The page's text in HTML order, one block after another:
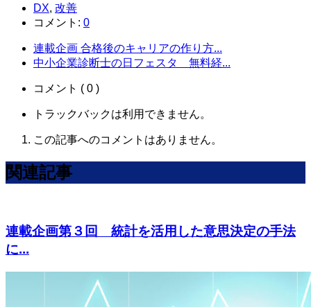
DX, 改善
コメント: 0
連載企画 合格後のキャリアの作り方...
中小企業診断士の日フェスタ 無料経...
コメント ( 0 )
トラックバックは利用できません。
この記事へのコメントはありません。
関連記事
連載企画第３回 統計を活用した意思決定の手法
に...